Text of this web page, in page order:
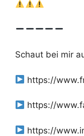
Schaut bei mir
https://
https://
https://